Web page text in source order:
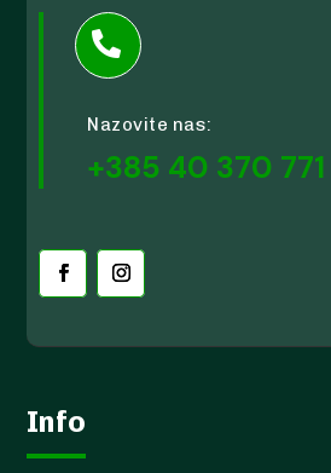

Nazovite nas:
+385 40 370 771
Info